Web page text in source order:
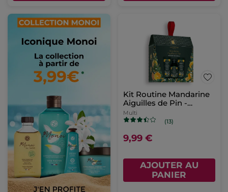
Kit Routine Mandarine
Aiguilles de Pin -
Edition limitée
Multi
(13)
9,99 €
AJOUTER AU
PANIER